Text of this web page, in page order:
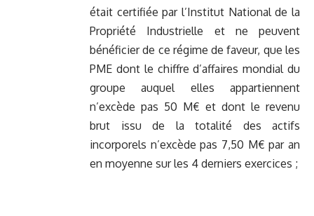
était certifiée par l’Institut National de la
Propriété Industrielle et ne peuvent
bénéficier de ce régime de faveur, que les
PME dont le chiffre d’affaires mondial du
groupe auquel elles appartiennent
n’excède pas 50 M€ et dont le revenu
brut issu de la totalité des actifs
incorporels n’excède pas 7,50 M€ par an
en moyenne sur les 4 derniers exercices ;